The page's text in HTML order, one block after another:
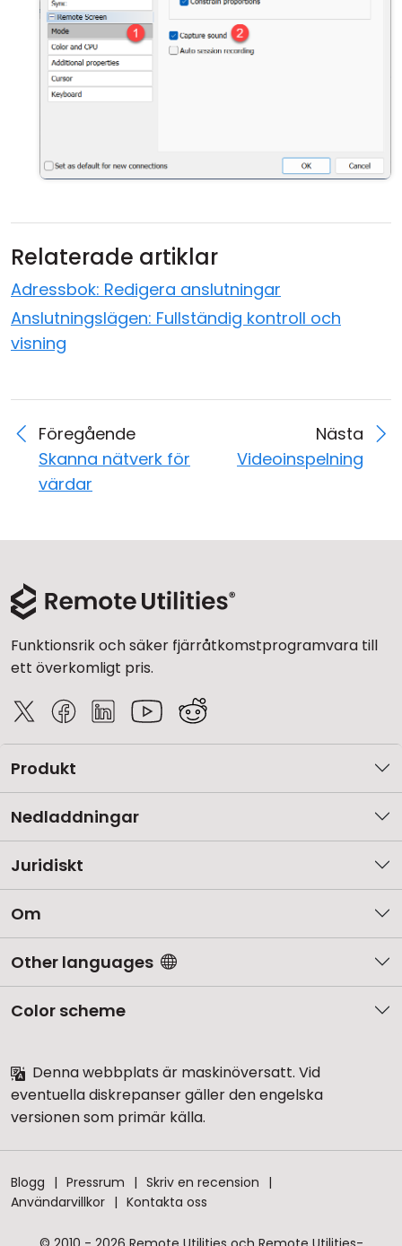
Relaterade artiklar
Adressbok: Redigera anslutningar
Anslutningslägen: Fullständig kontroll och
visning
Föregående
Skanna nätverk för
värdar
Nästa
Videoinspelning
Funktionsrik och säker fjärråtkomstprogramvara till
ett överkomligt pris.
Produkt
Nedladdningar
Juridiskt
Om
Other languages
Color scheme
Denna webbplats är maskinöversatt. Vid
eventuella diskrepanser gäller den engelska
versionen som primär källa.
Blogg Pressrum
Skriv en recension
Användarvillkor
Kontakta oss